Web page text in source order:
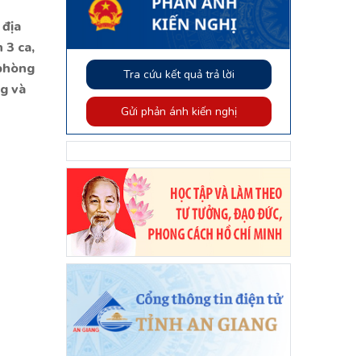
3 ca,
và
Tra cứu kết quả trả lời
Gửi phản ánh kiến nghị